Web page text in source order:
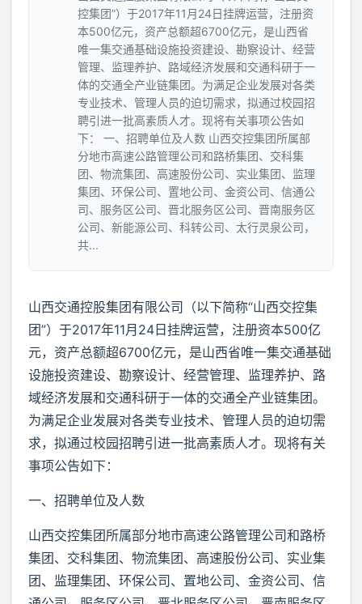
控集团”）于2017年11月24日挂牌运营，注册资
本500亿元，资产总额超6700亿元，是山西省
唯一集交通基础设施投资建设、勘察设计、经营
管理、监理养护、路域经济发展和交通科研于一
体的交通全产业链集团。为满足企业发展对各类
专业技术、管理人员的迫切需求，拟通过校园招
聘引进一批高素质人才。现将有关事项公告如
下： 一、招聘单位及人数 山西交控集团所属部
分地市高速公路管理公司和路桥集团、交科集
团、物流集团、高速股份公司、实业集团、监理
集团、环保公司、置地公司、金资公司、信通公
司、服务区公司、晋北服务区公司、晋南服务区
公司、新能源公司、科转公司、太行灵泉公司，
共...
山西交通控股集团有限公司（以下简称“山西交控集
团”）于2017年11月24日挂牌运营，注册资本500亿
元，资产总额超6700亿元，是山西省唯一集交通基础
设施投资建设、勘察设计、经营管理、监理养护、路
域经济发展和交通科研于一体的交通全产业链集团。
为满足企业发展对各类专业技术、管理人员的迫切需
求，拟通过校园招聘引进一批高素质人才。现将有关
事项公告如下：
一、招聘单位及人数
山西交控集团所属部分地市高速公路管理公司和路桥
集团、交科集团、物流集团、高速股份公司、实业集
团、监理集团、环保公司、置地公司、金资公司、信